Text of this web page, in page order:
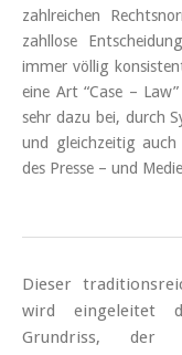
zahlreichen
zahllose
immer völlig
eine Art “Case –
sehr dazu bei, durch
und gleichzeitig
des Presse – und
Dieser
wird eingeleitet
Grundriss, der